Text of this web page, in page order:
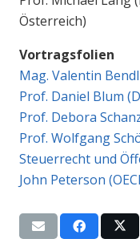
Österreich)
Vortragsfolien
Mag. Valentin
Prof. Daniel Blum
Prof. Debora
Prof. Wolfgang
Steuerrecht und
John Peterson